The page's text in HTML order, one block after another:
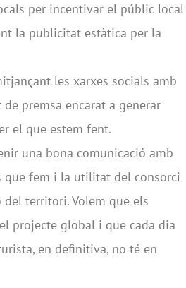
per incentivar el públic local
la publicitat estàtica per la
les xarxes socials amb
premsa encarat a generar
el que estem fent.
una bona comunicació amb
que fem i la utilitat del consorci
territori. Volem que els
projecte global i que cada dia
en definitiva, no té en